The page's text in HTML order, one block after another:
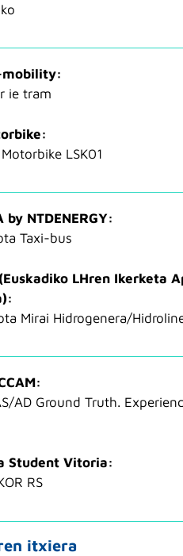
mobility:
ie tram
Motorbike LSK01
by NTDENERGY:
Taxi-bus
LHren Ikerketa
Mirai Hidrogenera/
AD Ground Truth.
Student Vitoria:
RS
itxiera